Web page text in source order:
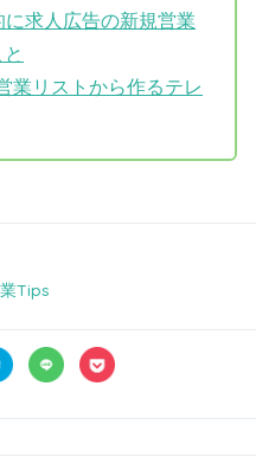
求人広告の新規営業
業リストから作るテレ
Tips